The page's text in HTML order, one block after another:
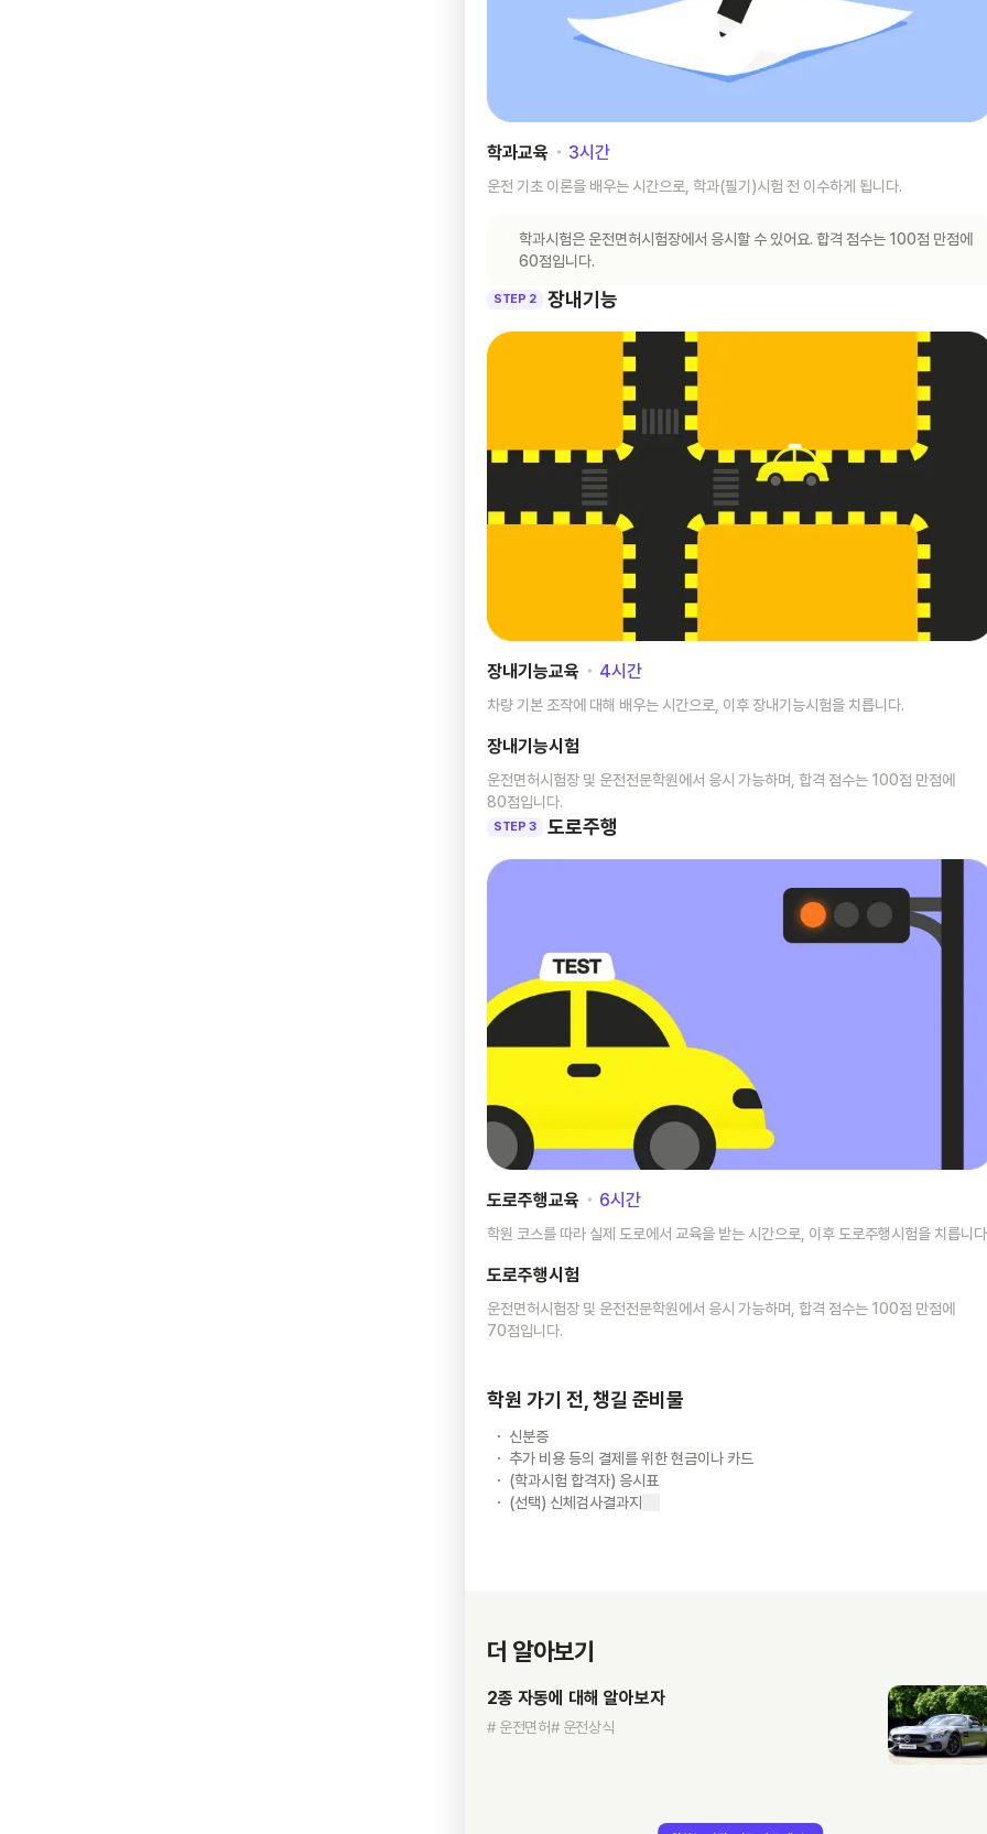
학과교육 ･ 3시간
운전 기초 이론을 배우는 시간으로, 학과(필기)시험 전 이수하게 됩니다.
학과시험은 운전면허시험장에서 응시할 수 있어요. 합격 점수는 100점 만점에
60점입니다.
STEP 2 장내기능
장내기능교육 ･ 4시간
차량 기본 조작에 대해 배우는 시간으로, 이후 장내기능시험을 치릅니다.
장내기능시험
운전면허시험장 및 운전전문학원에서 응시 가능하며, 합격 점수는 100점 만점에
80점입니다.
STEP 3 도로주행
도로주행교육 ･ 6시간
학원 코스를 따라 실제 도로에서 교육을 받는 시간으로, 이후 도로주행시험을 치릅니
도로주행시험
운전면허시험장 및 운전전문학원에서 응시 가능하며, 합격 점수는 100점 만점에
70점입니다.
학원 가기 전, 챙길 준비물
신분증
추가 비용 등의 결제를 위한 현금이나 카드
(학과시험 합격자) 응시표
(선택) 신체검사결과지
더 알아보기
2종 자동에 대해 알아보자
# 운전면허# 운전상식